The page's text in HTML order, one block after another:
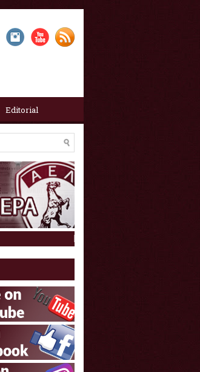
Editorial
Η ΑΕΛ σαν σήμερα :